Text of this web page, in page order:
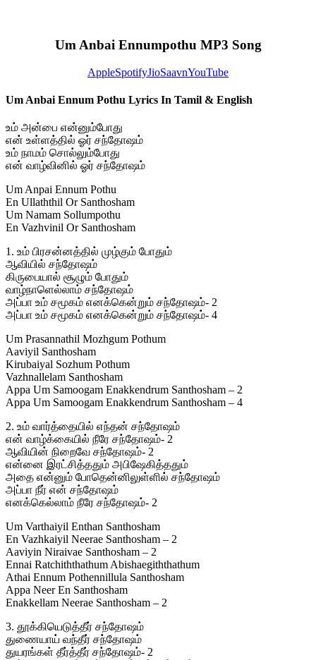
Um Anbai Ennumpothu MP3 Song
AppleSpotifyJioSaavnYouTube
Um Anbai Ennum Pothu Lyrics In Tamil & English
உம் அன்பை என்னும்போது
என் உள்ளத்தில் ஓர் சந்தோஷம்
உம் நாமம் சொல்லும்போது
என் வாழ்வினில் ஓர் சந்தோஷம்
Um Anpai Ennum Pothu
En Ullaththil Or Santhosham
Um Namam Sollumpothu
En Vazhvinil Or Santhosham
1. உம் பிரசன்னத்தில் முழ்கும் போதும்
ஆவியில் சந்தோஷம்
கிருபையால் சூழும் போதும்
வாழ்நாளெல்லாம் சந்தோஷம்
அப்பா உம் சமூகம் எனக்கென்றும் சந்தோஷம்- 2
அப்பா உம் சமூகம் எனக்கென்றும் சந்தோஷம்- 4
Um Prasannathil Mozhgum Pothum
Aaviyil Santhosham
Kirubaiyal Sozhum Pothum
Vazhnallelam Santhosham
Appa Um Samoogam Enakkendrum Santhosham – 2
Appa Um Samoogam Enakkendrum Santhosham – 4
2. உம் வார்த்தையில் எந்தன் சந்தோஷம்
என் வாழ்க்கையில் நீரே சந்தோஷம்- 2
ஆவியின் நிறைவே சந்தோஷம்- 2
என்னை இரட்சித்ததும் அபிஷேகித்ததும்
அதை என்னும் போதென்னிலுள்ளில் சந்தோஷம்
அப்பா நீர் என் சந்தோஷம்
எனக்கெல்லாம் நீரே சந்தோஷம்- 2
Um Varthaiyil Enthan Santhosham
En Vazhkaiyil Neerae Santhosham – 2
Aaviyin Niraivae Santhosham – 2
Ennai Ratchiththathum Abishaegiththathum
Athai Ennum Pothennillula Santhosham
Appa Neer En Santhosham
Enakkellam Neerae Santhosham – 2
3. தூக்கியெடுத்தீர் சந்தோஷம்
துணையாய் வந்தீர் சந்தோஷம்
துயரங்கள் தீர்த்தீர் சந்தோஷம்- 2